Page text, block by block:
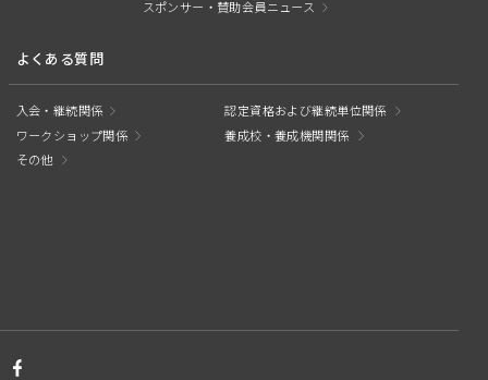
スポンサー・賛助会員ニュース
よくある質問
入会・継続関係
認定資格および継続単位関係
ワークショップ関係
養成校・養成機関関係
その他